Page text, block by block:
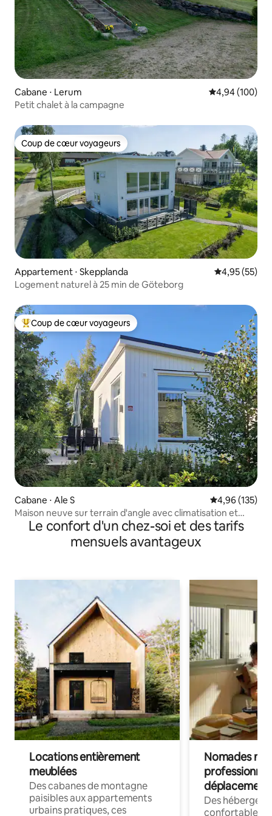
Cabane ⋅ Lerum Évaluation
4,94 (100)
Petit chalet à la campagne
Coup de cœur voyageurs
Coup de cœur voyageurs
Appartement ⋅ Skepplanda Évaluation
4,95 (55)
Logement naturel à 25 min de Göteborg
Coups de cœur voyageurs les plus appréciés
Coup de cœur voyageurs
Cabane ⋅ Ale S Évaluation
4,96 (135)
Maison neuve sur terrain d'angle avec climatisation et
parking
Le confort d'un chez-soi et des tarifs
mensuels avantageux
Locations entièrement
meublées
Des cabanes de montagne
paisibles aux appartements
urbains pratiques, ces
Nomades
déplacement
Des
confortables